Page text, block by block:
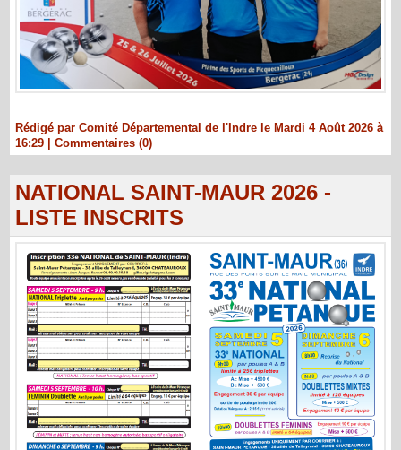
Rédigé par Comité Départemental de l'Indre le Mardi 4 Août 2026 à
16:29 | Commentaires (0)
NATIONAL SAINT-MAUR 2026 -
LISTE INSCRITS